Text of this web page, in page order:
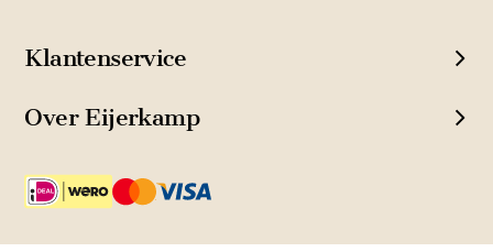
Klantenservice
Over Eijerkamp